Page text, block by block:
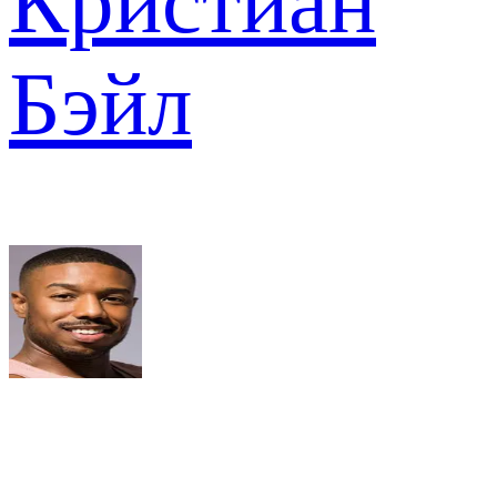
Бэйл